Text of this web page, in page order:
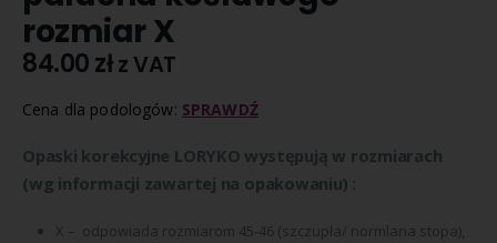
rozmiar X
84.00zł z VAT
Cena dla podologów: SPRAWDŹ
Opaski korekcyjne LORYKO występują w rozmiarach
(wg informacji zawartej na opakowaniu) :
X – odpowiada rozmiarom 45-46 (szczupła/ normlana stopa),